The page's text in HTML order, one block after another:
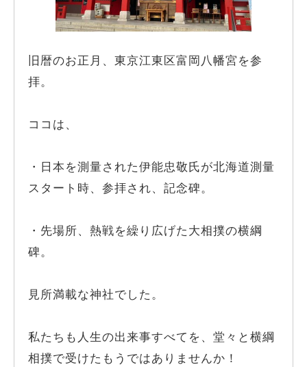
旧暦のお正月、東京江東区富岡八幡宮を参
拝。
ココは、
・日本を測量された伊能忠敬氏が北海道測量
スタート時、参拝され、記念碑。
・先場所、熱戦を繰り広げた大相撲の横綱
碑。
見所満載な神社でした。
私たちも人生の出来事すべてを、堂々と横綱
相撲で受けたもうではありませんか！